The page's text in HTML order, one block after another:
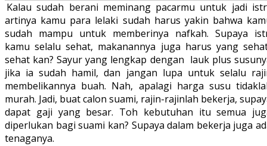
Kalau sudah berani meminang pacarmu untuk jadi
artinya kamu para lelaki sudah harus yakin bahwa
sudah mampu untuk memberinya nafkah. Supaya
kamu selalu sehat, makanannya juga harus yang
sehat kan? Sayur yang lengkap dengan lauk plus
jika ia sudah hamil, dan jangan lupa untuk selalu
membelikannya buah. Nah, apalagi harga susu
murah. Jadi, buat calon suami, rajin-rajinlah bekerja,
dapat gaji yang besar. Toh kebutuhan itu semua
diperlukan bagi suami kan? Supaya dalam bekerja juga
tenaganya.